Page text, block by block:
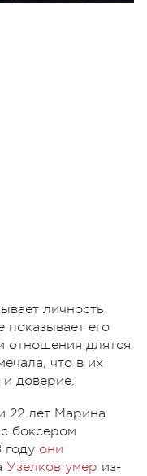
личность
показывает его
отношения длятся
что в их
доверие.
22 лет Марина
боксером
году они
Узелков умер из-